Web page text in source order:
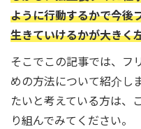
ように行動するかで今後
生きていけるかが大きく
そこでこの記事では、フ
めの方法について紹介し
たいと考えている方は、
り組んでみてください。